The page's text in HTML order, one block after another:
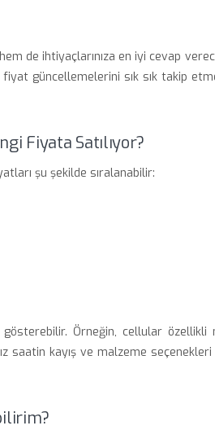
de ihtiyaçlarınıza en iyi cevap
güncellemelerini sık sık takip
Fiyata Satılıyor?
şu şekilde sıralanabilir:
Örneğin, cellular özellikli
saatin kayış ve malzeme